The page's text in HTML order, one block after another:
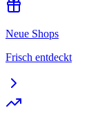
Neue Shops
Frisch entdeckt